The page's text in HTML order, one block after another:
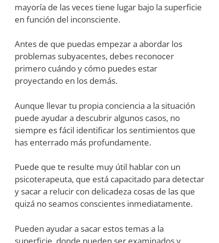
mayoría de las veces tiene lugar bajo la superficie
en función del inconsciente.
Antes de que puedas empezar a abordar los
problemas subyacentes, debes reconocer
primero cuándo y cómo puedes estar
proyectando en los demás.
Aunque llevar tu propia conciencia a la situación
puede ayudar a descubrir algunos casos, no
siempre es fácil identificar los sentimientos que
has enterrado más profundamente.
Puede que te resulte muy útil hablar con un
psicoterapeuta, que está capacitado para detectar
y sacar a relucir con delicadeza cosas de las que
quizá no seamos conscientes inmediatamente.
Pueden ayudar a sacar estos temas a la
superficie, donde pueden ser examinados y,